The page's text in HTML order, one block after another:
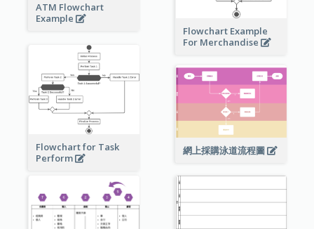
ATM Flowchart
Example
Flowchart Example
For Merchandise
Flowchart for Task
Perform
網上採購泳道流程圖